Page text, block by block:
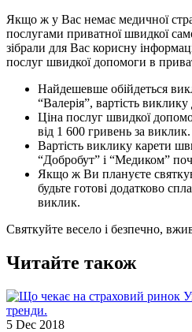
Якщо ж у Вас немає медичної
послугами приватної швидкої
зібрали для Вас корисну
послуг швидкої допомоги в
Найдешевше обійдеться
“Валерія”, вартість
Ціна послуг швидкої
від 1 600 гривень за виклик.
Вартість виклику карети
“Добробут” і “Медиком”
Якщо ж Ви плануєте
будьте готові додатково
виклик.
Святкуйте весело і безпечно,
Читайте також
5 Dec 2018